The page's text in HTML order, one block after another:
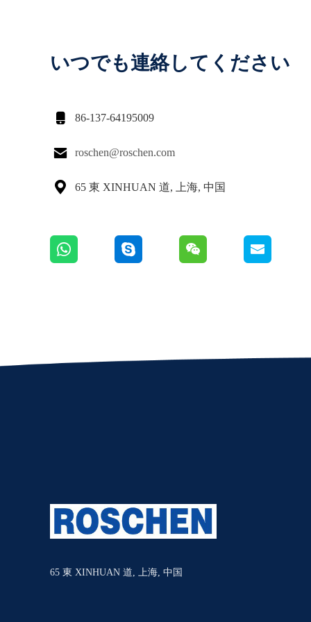
いつでも連絡してください
 86-137-64195009
 roschen@roschen.com
 65 東 XINHUAN 道, 上海, 中国
65 東 XINHUAN 道, 上海, 中国